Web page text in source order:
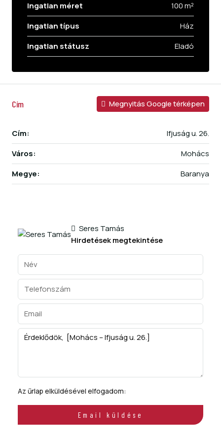
Ingatlan méret
100 m²
Ingatlan típus
Ház
Ingatlan státusz
Eladó
Cím Megnyitás Google térképen
Cím:
Ifjuság u. 26.
Város:
Mohács
Megye:
Baranya
Seres Tamás
Hirdetések megtekintése
Az űrlap elküldésével elfogadom:
Email küldése